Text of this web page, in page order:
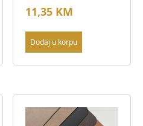
11,35 KM
Dodaj u korpu